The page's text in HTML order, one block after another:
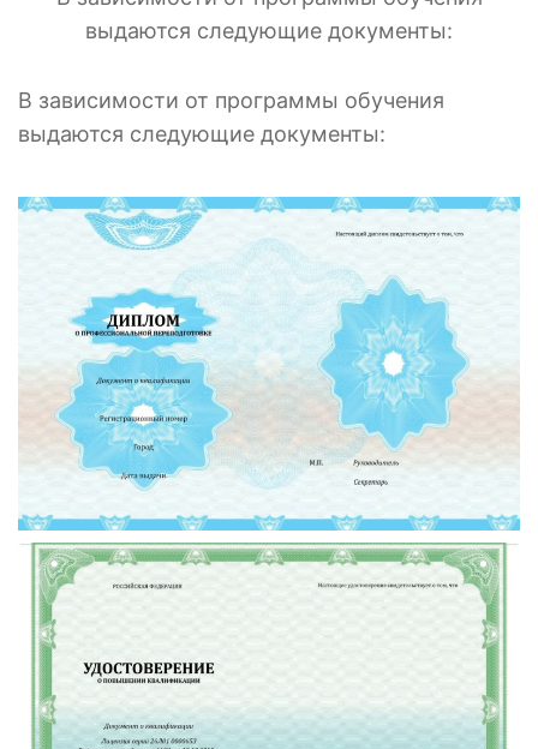
выдаются следующие документы:
В зависимости от программы обучения
выдаются следующие документы: